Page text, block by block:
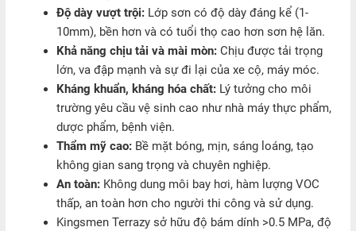
Độ dày vượt trội: Lớp sơn có độ dày đáng kể (1-
10mm), bền hơn và có tuổi thọ cao hơn sơn hệ lăn.
Khả năng chịu tải và mài mòn: Chịu được tải trọng
lớn, va đập mạnh và sự đi lại của xe cộ, máy móc.
Kháng khuẩn, kháng hóa chất: Lý tưởng cho môi
trường yêu cầu vệ sinh cao như nhà máy thực phẩm,
dược phẩm, bệnh viện.
Thẩm mỹ cao: Bề mặt bóng, mịn, sáng loáng, tạo
không gian sang trọng và chuyên nghiệp.
An toàn: Không dung môi bay hơi, hàm lượng VOC
thấp, an toàn hơn cho người thi công và sử dụng.
Kingsmen Terrazy sở hữu độ bám dính >0.5 MPa, độ